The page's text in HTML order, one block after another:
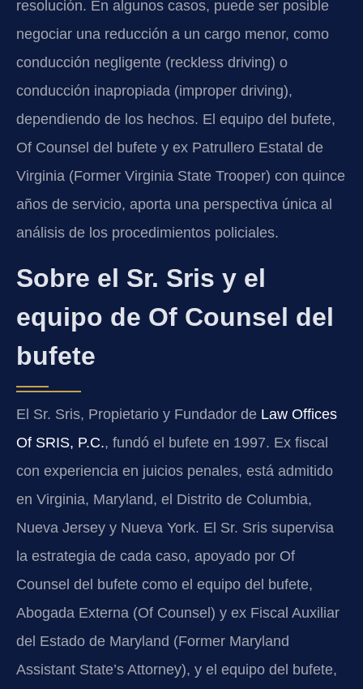
resolución. En algunos casos, puede ser posible
negociar una reducción a un cargo menor, como
conducción negligente (reckless driving) o
conducción inapropiada (improper driving),
dependiendo de los hechos. El equipo del bufete,
Of Counsel del bufete y ex Patrullero Estatal de
Virginia (Former Virginia State Trooper) con quince
años de servicio, aporta una perspectiva única al
análisis de los procedimientos policiales.
Sobre el Sr. Sris y el
equipo de Of Counsel del
bufete
El Sr. Sris, Propietario y Fundador de Law Offices
Of SRIS, P.C., fundó el bufete en 1997. Ex fiscal
con experiencia en juicios penales, está admitido
en Virginia, Maryland, el Distrito de Columbia,
Nueva Jersey y Nueva York. El Sr. Sris supervisa
la estrategia de cada caso, apoyado por Of
Counsel del bufete como el equipo del bufete,
Abogada Externa (Of Counsel) y ex Fiscal Auxiliar
del Estado de Maryland (Former Maryland
Assistant State’s Attorney), y el equipo del bufete,